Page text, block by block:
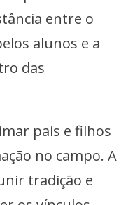
entre o
alunos e a
das
pais e filhos
no campo. A
tradição e